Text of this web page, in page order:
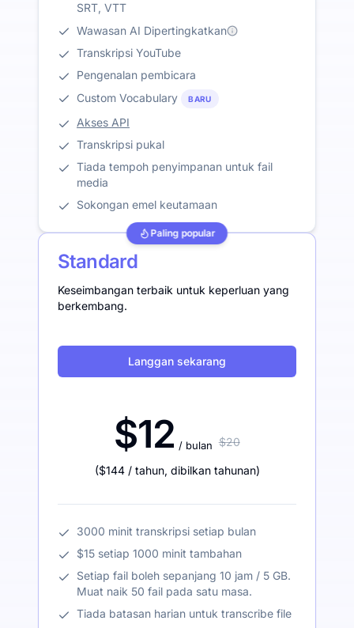
SRT, VTT
Wawasan AI Dipertingkatkan
Transkripsi YouTube
Pengenalan pembicara
Custom Vocabulary
BARU
Akses API
Transkripsi pukal
Tiada tempoh penyimpanan untuk fail
media
Sokongan emel keutamaan
Paling popular
Standard
Keseimbangan terbaik untuk keperluan yang
berkembang.
Langgan sekarang
$12 / bulan $20
($144 / tahun, dibilkan tahunan)
3000 minit transkripsi setiap bulan
$15 setiap 1000 minit tambahan
Setiap fail boleh sepanjang 10 jam / 5 GB.
Muat naik 50 fail pada satu masa.
Tiada batasan harian untuk transcribe file